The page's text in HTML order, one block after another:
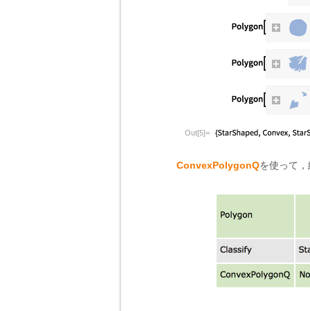
Out[5]=
ConvexPolygonQを使って